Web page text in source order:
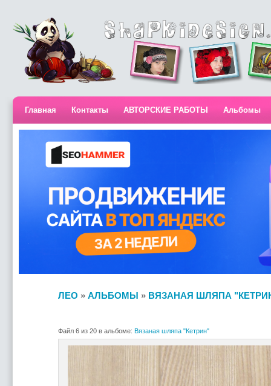
Главная Контакты АВТОРСКИЕ РАБОТЫ Альбомы
ЛЕО » АЛЬБОМЫ » ВЯЗАНАЯ ШЛЯПА
Файл 6 из 20 в альбоме: Вязаная шляпа "Кетрин"